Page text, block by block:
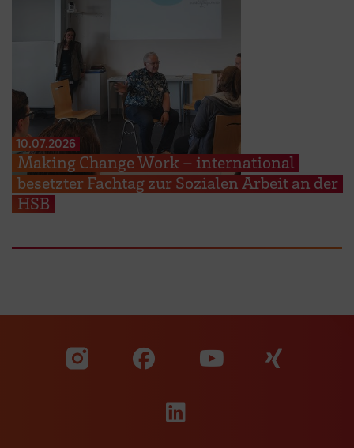
10.07.2026
Making Change Work – international
besetzter Fachtag zur Sozialen Arbeit an der
HSB
Zu unserer Facebook
Zu
Zu unserer